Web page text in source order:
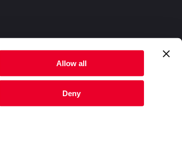
Allow all
Deny